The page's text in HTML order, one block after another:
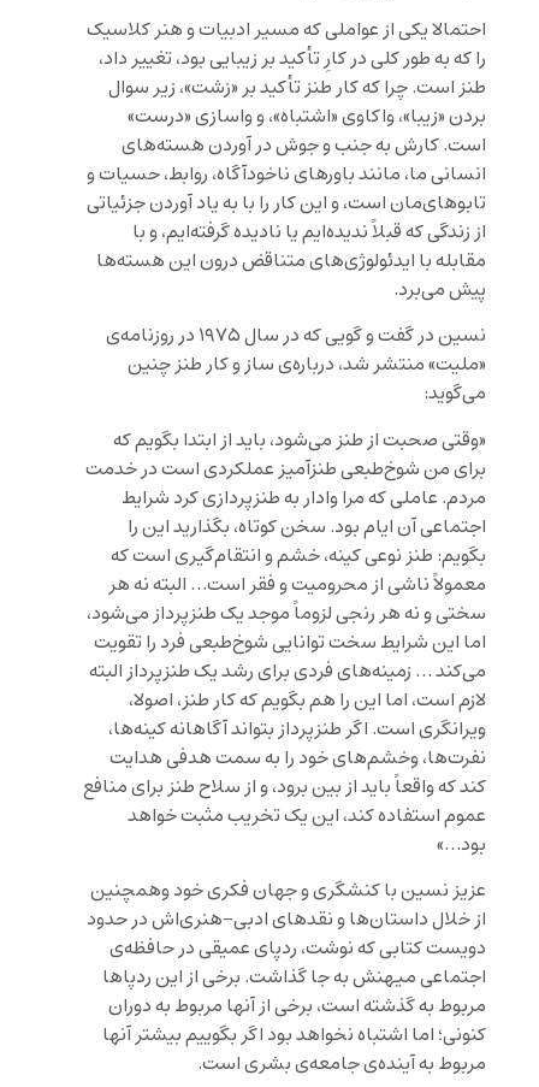
احتمالا یکی از عواملی که مسیر ادبیات و هنر کلاسیک
را که به طور کلی در کارِ تأکید بر زیبایی بود، تغییر داد،
طنز است. چرا که کار طنز تأکید بر «زشت»، زیر سوال
بردن «زیبا»، واکاوی «اشتباه»، و واسازی «درست»
است. کارش به جنب و جوش در آوردن هسته‌های
انسانی ما، مانند باورهای ناخودآگاه، روابط، حسیات و
تابوهای‌مان است، و این کار را با به یاد آوردن جزئیاتی
از زندگی که قبلاً ندیده‌ایم یا نادیده گرفته‌ایم، و با
مقابله با ایدئولوژی‌های متناقض درون این هسته‌ها
پیش می‌برد.
نسین در گفت و گویی که در سال ۱۹۷۵ در روزنامه‌ی
«ملیت» منتشر شد، درباره‌ی ساز و کار طنز چنین
می‌گوید:
«وقتی صحبت از طنز می‌شود، باید از ابتدا بگویم که
برای من شوخ‌طبعی طنزآمیز عملکردی است در خدمت
مردم. عاملی که مرا وادار به طنزپردازی کرد شرایط
اجتماعی آن ایام بود. سخن کوتاه، بگذارید این را
بگویم: طنز نوعی کینه، خشم و انتقام‌گیری است که
معمولاً ناشی از محرومیت و فقر است… البته نه هر
سختی و نه هر رنجی لزوماً موجد یک طنزپرداز می‌شود،
اما این شرایط سخت توانایی شوخ‌طبعی فرد را تقویت
می‌کند … زمینه‌های فردی برای رشد یک طنزپرداز البته
لازم است، اما این را هم بگویم که کار طنز، اصولا،
ویرانگری است. اگر طنزپرداز بتواند آگاهانه کینه‌ها،
نفرت‌ها، وخشم‌های خود را به سمت هدفی هدایت
کند که واقعاً باید از بین برود، و از سلاح طنز برای منافع
عموم استفاده کند، این یک تخریب مثبت خواهد
بود…»
عزیز نسین با کنشگری و جهان فکری خود وهمچنین
از خلال داستان‌ها و نقدهای ادبی-هنری‌اش در حدود
دویست کتابی که نوشت، ردپای عمیقی در حافظه‌ی
اجتماعی میهنش به جا گذاشت. برخی از این ردپاها
مربوط به گذشته است، برخی از آنها مربوط به دوران
کنونی؛ اما اشتباه نخواهد بود اگر بگوییم بیشتر آنها
مربوط به آینده‌ی جامعه‌ی بشری است.